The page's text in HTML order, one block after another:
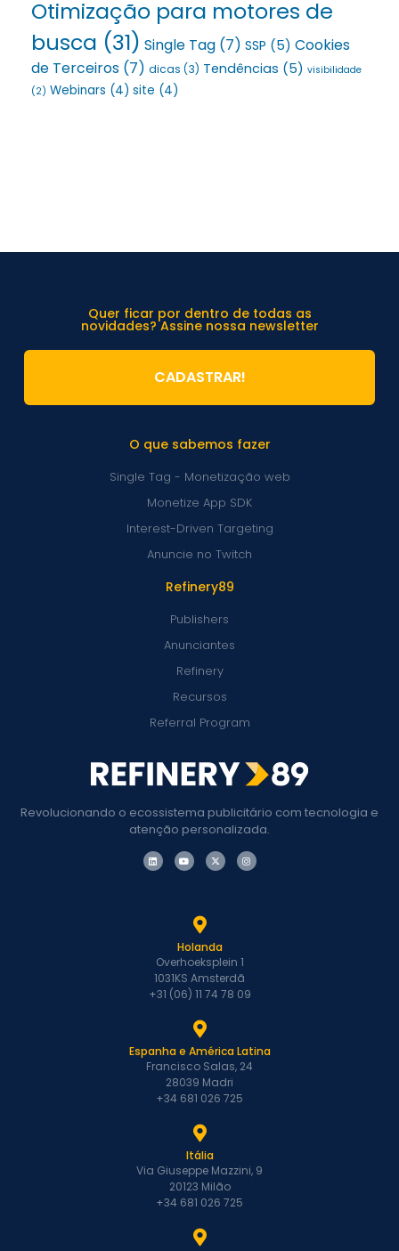
Otimização para motores de
busca (31) Single Tag (7) SSP (5) Cookies
de Terceiros (7) dicas (3) Tendências (5) visibilidade
(2) Webinars (4) site (4)
Revolucionando o ecossistema publicitário com tecnologia e
atenção personalizada.
Refinery89
Publishers
Anunciantes
Refinery
Recursos
Referral Program
O que sabemos fazer
Single Tag - Monetização web
Monetize App SDK
Interest-Driven Targeting
Anuncie no Twitch
Quer ficar por dentro de todas as
novidades? Assine nossa newsletter
CADASTRAR!
Holanda
Overhoeksplein 1
1031KS Amsterdã
+31 (06) 11 74 78 09
Espanha e América Latina
Francisco Salas, 24
28039 Madri
+34 681 026 725
Itália
Via Giuseppe Mazzini, 9
20123 Milão
+34 681 026 725